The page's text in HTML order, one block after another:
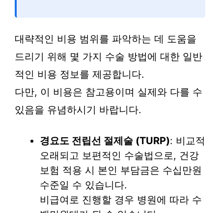
대략적인 비용 범위를 파악하는 데 도움을
드리기 위해 몇 가지 수술 방법에 대한 일반
적인 비용 정보를 제공합니다.
다만, 이 비용은 참고용이며 실제와 다를 수
있음을 유념하시기 바랍니다.
경요도 전립선 절제술 (TURP): 비교적
오래되고 보편적인 수술법으로, 건강
보험 적용 시 본인 부담금은 수십만원
수준일 수 있습니다.
비급여로 진행할 경우 병원에 따라 수